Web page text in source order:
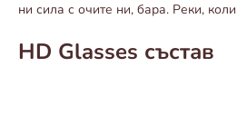
ни сила с очите ни, бара. Реки,
HD Glasses състав